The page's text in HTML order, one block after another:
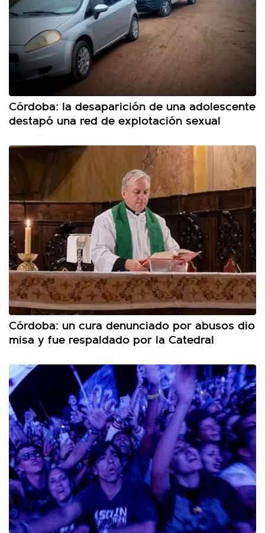
Córdoba: la desaparición de una adolescente
destapó una red de explotación sexual
Córdoba: un cura denunciado por abusos dio
misa y fue respaldado por la Catedral